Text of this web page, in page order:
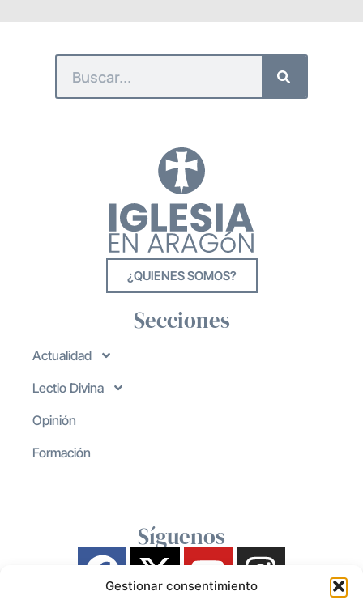
Gestionar consentimiento
¿QUIENES SOMOS?
Secciones
Actualidad
Lectio Divina
Opinión
Formación
Síguenos